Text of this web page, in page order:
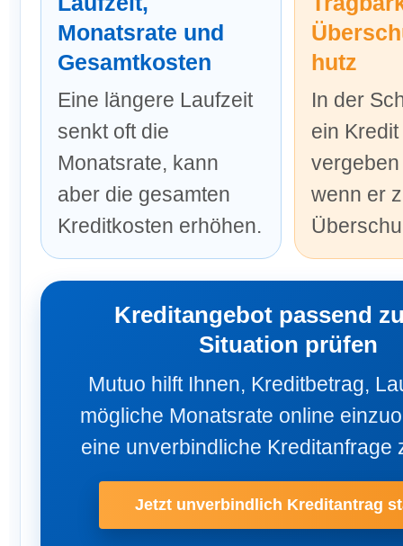
Monatsrate und
Gesamtkosten
Eine längere Laufzeit
senkt oft die
Monatsrate, kann
aber die gesamten
Kreditkosten erhöhen.
hutz
In der
ein
wenn er
Kreditangebot passend
Situation prüfen
Mutuo hilft Ihnen, Kreditbetrag,
mögliche Monatsrate online
eine unverbindliche Kreditanfrage
Jetzt unverbindlich Kreditantrag